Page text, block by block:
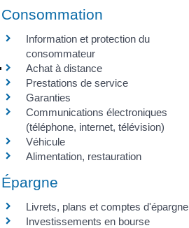
Consommation
Information et protection du
consommateur
Achat à distance
Prestations de service
Garanties
Communications électroniques
(téléphone, internet, télévision)
Véhicule
Alimentation, restauration
Épargne
Livrets, plans et comptes d'épargne
Investissements en bourse